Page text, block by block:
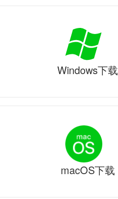
Windows下载
macOS下载